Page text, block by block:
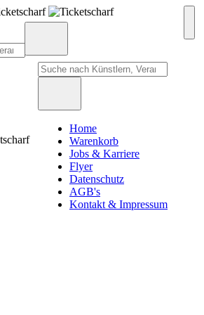
Home
Warenkorb
Jobs & Karriere
Flyer
Datenschutz
AGB's
Kontakt & Impressum